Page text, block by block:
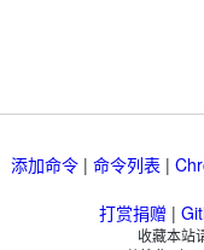
添加命令 | 命令列表 |
打赏捐赠 |
收藏本站